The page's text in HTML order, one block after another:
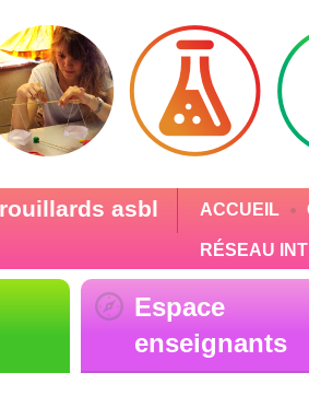
asbl ACCUEIL
RÉSEAU
Espace
enseignants